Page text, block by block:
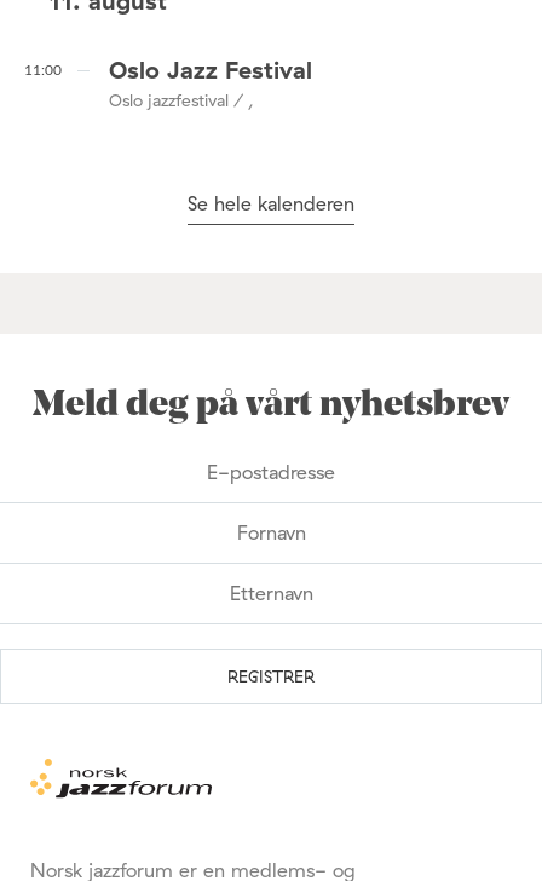
11:00 Oslo Jazz Festival
Oslo jazzfestival / ,
Se hele kalenderen
Meld deg på vårt nyhetsbrev
Norsk jazzforum er en medlems- og